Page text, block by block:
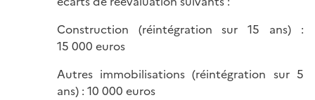
Construction (réintégration sur 15 ans) :
15 000 euros
Autres immobilisations (réintégration sur 5
ans) : 10 000 euros